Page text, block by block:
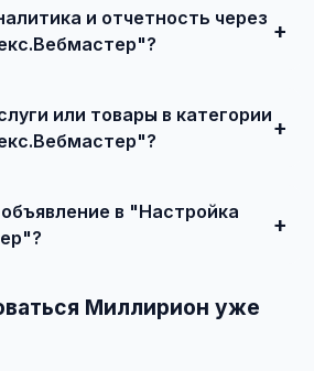
и отчетность через
или товары в категории
в "Настройка
/ Настройка
форму и опубликуйте.
бесплатно!
Миллирион уже